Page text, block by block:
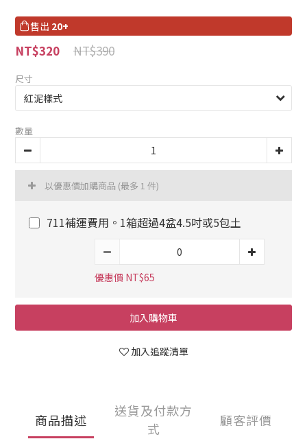
售出 20+
NT$390
NT$320
尺寸
數量
以優惠價加購商品 (最多 1 件)
711補運費用。1箱超過4盆4.5吋或5包土
優惠價 NT$65
加入購物車
加入追蹤清單
商品描述
送貨及付款方
式
顧客評價